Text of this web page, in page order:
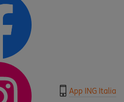
App ING Italia